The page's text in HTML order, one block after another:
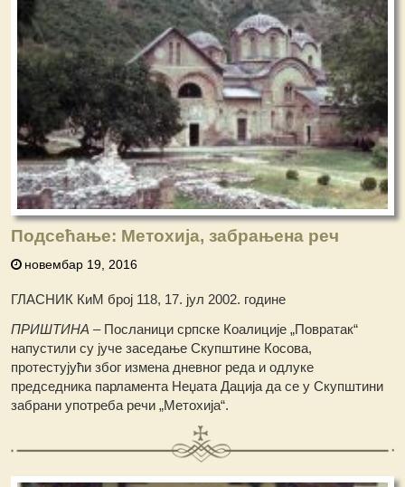
Подсећање: Метохија, забрањена реч
новембар 19, 2016
ГЛАСНИК КиМ број 118, 17. јул 2002. године
ПРИШТИНА – Посланици српске Коалиције „Повратак“
напустили су јуче заседање Скупштине Косова,
протестујући због измена дневног реда и одлуке
председника парламента Неџата Дација да се у Скупштини
забрани употреба речи „Метохија“.